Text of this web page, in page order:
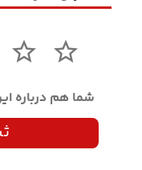
شما هم درباره